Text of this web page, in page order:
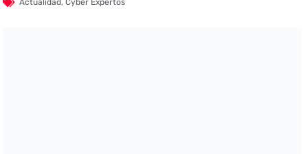
Actualidad,Cyber Expertos